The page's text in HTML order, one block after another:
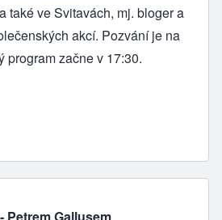
a také ve Svitavách, mj. blogera
akcí. Pozvání je na
program začne v 17:30.
Petrem Gallusem